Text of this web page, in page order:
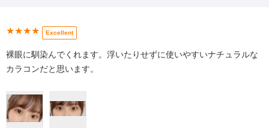
★★★★ Excellent
裸眼に馴染んでくれます。浮いたりせずに使いやすいナチュラルな
カラコンだと思います。